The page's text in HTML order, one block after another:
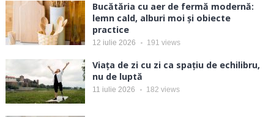
Bucătăria cu aer de fermă modernă:
lemn cald, alburi moi și obiecte
practice
12 iulie 2026 191 views
Viața de zi cu zi ca spațiu de echilibru,
nu de luptă
11 iulie 2026 182 views